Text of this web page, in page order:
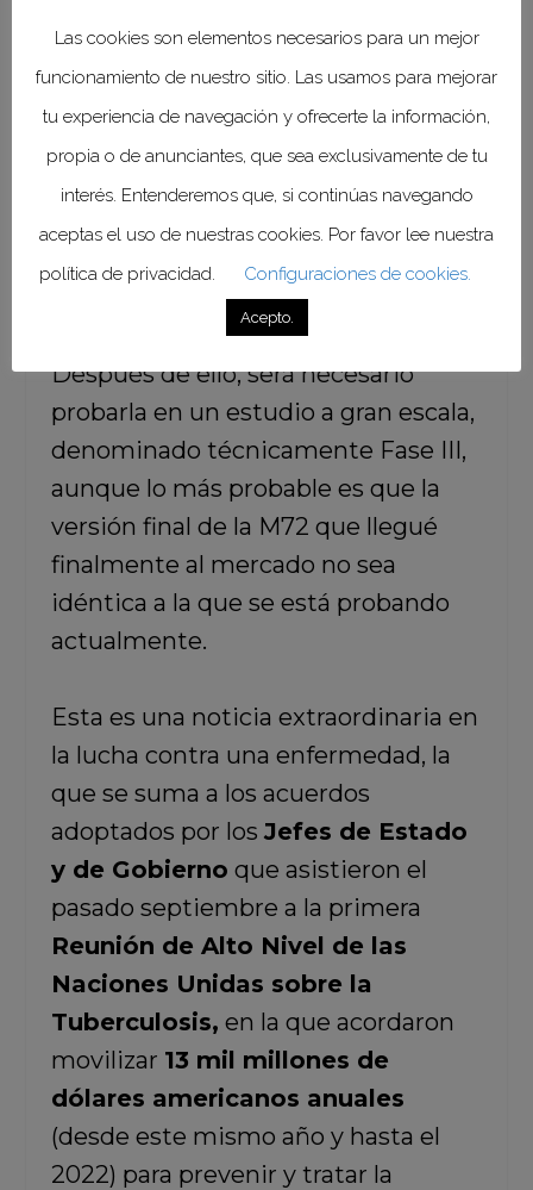
La nueva vacuna, denominadaM72,
concluyó con éxito los estudios
de Fase II,lo que significa que se
probó su seguridad y eficacia en un
grupo de voluntarios a través de un
ensayo “doble ciego”, alcanzando la
cifra de efectividad que
mencionamos previamente.
Después de ello, será necesario
probarla en un estudio a gran escala,
denominado técnicamente Fase III,
aunque lo más probable es que la
versión final de la M72 que llegué
finalmente al mercado no sea
idéntica a la que se está probando
actualmente.
Esta es una noticia extraordinaria en
la lucha contra una enfermedad, la
que se suma a los acuerdos
adoptados por los Jefes de Estado
y de Gobierno que asistieron el
pasado septiembre a la primera
Reunión de Alto Nivel de las
Naciones Unidas sobre la
Tuberculosis, en la que acordaron
movilizar 13 mil millones de
dólares americanos anuales
(desde este mismo año y hasta el
2022) para prevenir y tratar la
Las cookies son elementos necesarios para un mejor
funcionamiento de nuestro sitio. Las usamos para mejorar
tu experiencia de navegación y ofrecerte la información,
propia o de anunciantes, que sea exclusivamente de tu
interés. Entenderemos que, si continúas navegando
aceptas el uso de nuestras cookies. Por favor lee nuestra
política de privacidad.
Configuraciones de cookies.
Acepto.